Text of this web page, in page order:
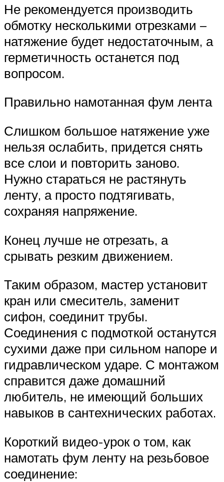
Не рекомендуется производить
обмотку несколькими отрезками –
натяжение будет недостаточным, а
герметичность останется под
вопросом.
Правильно намотанная фум лента
Слишком большое натяжение уже
нельзя ослабить, придется снять
все слои и повторить заново.
Нужно стараться не растянуть
ленту, а просто подтягивать,
сохраняя напряжение.
Конец лучше не отрезать, а
срывать резким движением.
Таким образом, мастер установит
кран или смеситель, заменит
сифон, соединит трубы.
Соединения с подмоткой останутся
сухими даже при сильном напоре и
гидравлическом ударе. С монтажом
справится даже домашний
любитель, не имеющий больших
навыков в сантехнических работах.
Короткий видео-урок о том, как
намотать фум ленту на резьбовое
соединение: